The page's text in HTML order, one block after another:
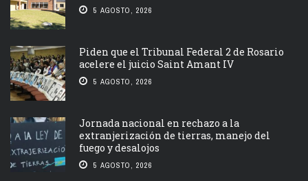
5 AGOSTO, 2026
Piden que el Tribunal Federal 2 de Rosario
acelere el juicio Saint Amant IV
5 AGOSTO, 2026
Jornada nacional en rechazo a la
extranjerización de tierras, manejo del
fuego y desalojos
5 AGOSTO, 2026